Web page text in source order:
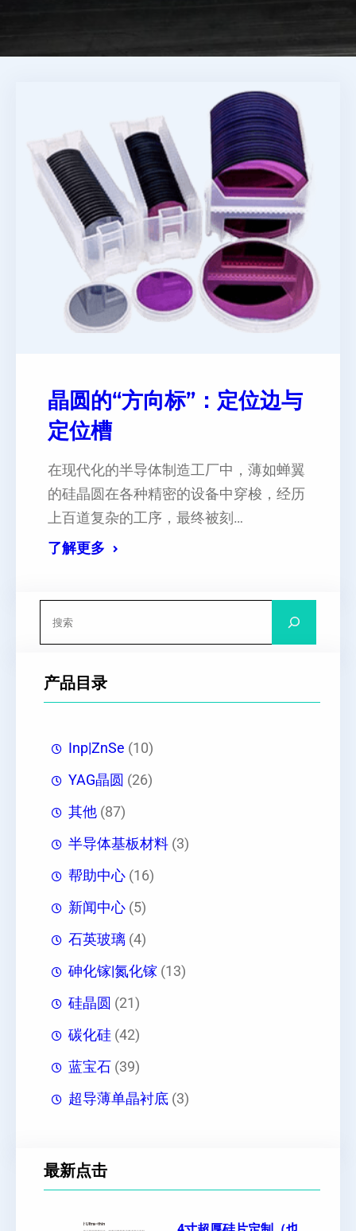
晶圆的“方向标”：定位边与
定位槽
在现代化的半导体制造工厂中，薄如蝉翼
的硅晶圆在各种精密的设备中穿梭，经历
上百道复杂的工序，最终被刻…
了解更多
产品目录
Inp|ZnSe (10)
YAG晶圆 (26)
其他 (87)
半导体基板材料 (3)
帮助中心 (16)
新闻中心 (5)
石英玻璃 (4)
砷化镓|氮化镓 (13)
硅晶圆 (21)
碳化硅 (42)
蓝宝石 (39)
超导薄单晶衬底 (3)
最新点击